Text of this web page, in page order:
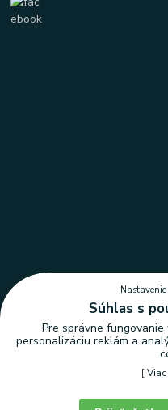
Nastavenie
Súhlas s
Pre správne
personalizáciu reklám a
[